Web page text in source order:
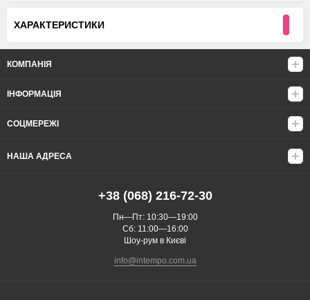
ХАРАКТЕРИСТИКИ
КОМПАНІЯ
ІНФОРМАЦІЯ
СОЦМЕРЕЖІ
НАША АДРЕСА
+38 (068) 216-72-30
Пн—Пт: 10:30—19:00
Сб: 11:00—16:00
Шоу-рум в Києві
info@intempo.com.ua